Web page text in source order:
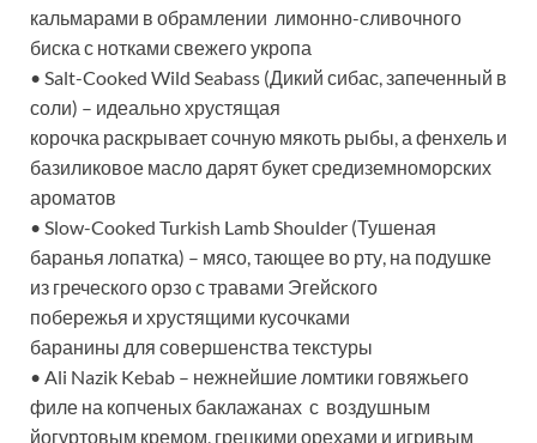
кальмарами в обрамлении лимонно-сливочного
биска с нотками свежего укропа
• Salt-Cooked Wild Seabass (Дикий сибас, запеченный в
соли) – идеально хрустящая
корочка раскрывает сочную мякоть рыбы, а фенхель и
базиликовое масло дарят букет средиземноморских
ароматов
• Slow-Cooked Turkish Lamb Shoulder (Тушеная
баранья лопатка) – мясо, тающее во рту, на подушке
из греческого орзо с травами Эгейского
побережья и хрустящими кусочками
баранины для совершенства текстуры
• Ali Nazik Kebab – нежнейшие ломтики говяжьего
филе на копченых баклажанах с воздушным
йогуртовым кремом, грецкими орехами и игривым